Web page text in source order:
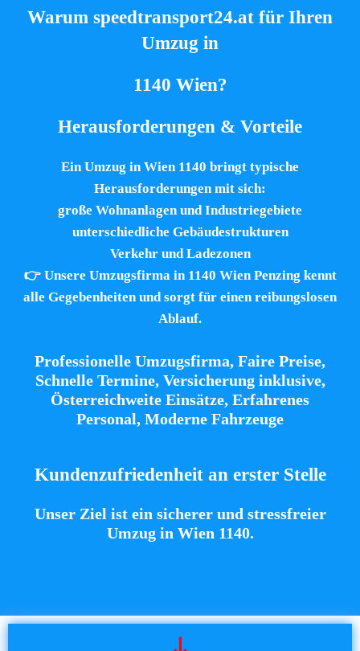
Warum speedtransport24.at für Ihren
Umzug in
1140 Wien?
Herausforderungen & Vorteile
Ein Umzug in Wien 1140 bringt typische
Herausforderungen mit sich:
große Wohnanlagen und Industriegebiete
unterschiedliche Gebäudestrukturen
Verkehr und Ladezonen
👉 Unsere Umzugsfirma in 1140 Wien Penzing kennt
alle Gegebenheiten und sorgt für einen reibungslosen
Ablauf.
Professionelle Umzugsfirma, Faire Preise,
Schnelle Termine, Versicherung inklusive,
Österreichweite Einsätze, Erfahrenes
Personal, Moderne Fahrzeuge
Kundenzufriedenheit an erster Stelle
Unser Ziel ist ein sicherer und stressfreier
Umzug in Wien 1140.